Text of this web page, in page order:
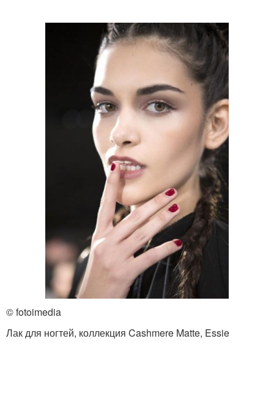
Матовый топ Матовое покрытие
© fotoimedia
Лак для ногтей, коллекция Cashmere Matte, Essie